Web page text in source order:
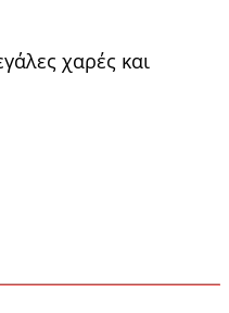
χαρές και